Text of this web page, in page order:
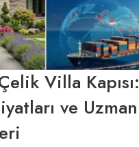
Villa Kapısı:
ve Uzman